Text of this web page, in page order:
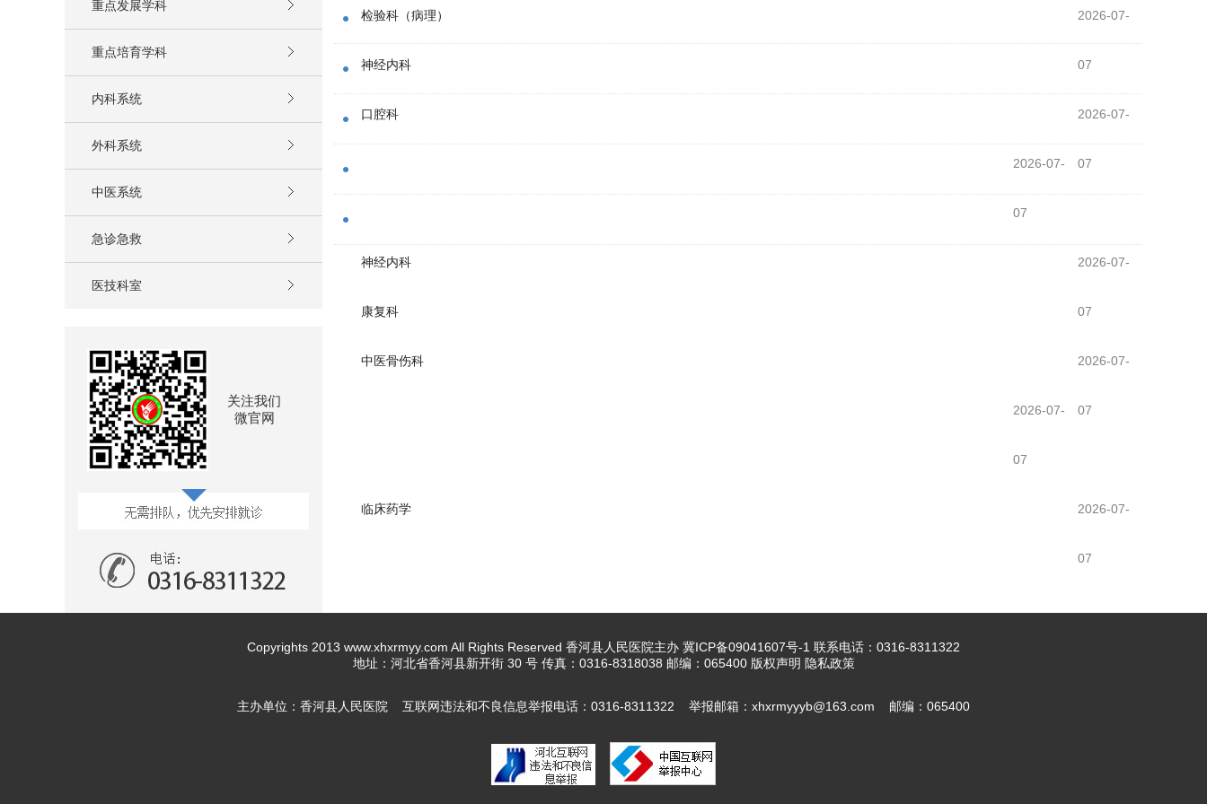
重点发展学科
重点培育学科
内科系统
外科系统
中医系统
急诊急救
医技科室
关注我们
微官网
检验科（病理） 2026-07-
07
神经内科
2026-07-
07
口腔科
2026-07-
07
神经内科 2026-07-
07
康复科
2026-07-
07
中医骨伤科
2026-07-
07
临床药学 2026-07-
07
Copyrights 2013 www.xhxrmyy.com All Rights Reserved 香河县人民医院主办 冀ICP备09041607号-1 联系电话：0316-8311322
地址：河北省香河县新开街 30 号 传真：0316-8318038 邮编：065400 版权声明 隐私政策
主办单位：香河县人民医院 互联网违法和不良信息举报电话：0316-8311322 举报邮箱：xhxrmyyyb@163.com 邮编：065400